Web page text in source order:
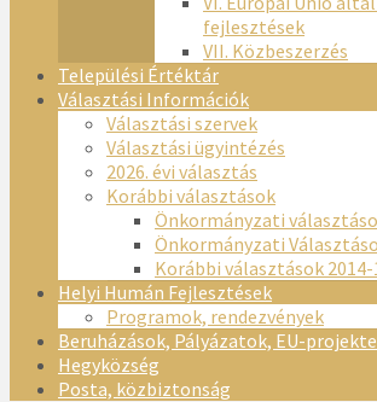
fejlesztések
VII. Közbeszerzés
Települési Értéktár
Választási Információk
Választási szervek
Választási ügyintézés
2026. évi választás
Korábbi választások
Önkormányzati
Önkormányzati
Korábbi választások 2014-
Helyi Humán Fejlesztések
Programok, rendezvények
Beruházások, Pályázatok, EU-
Hegyközség
Posta, közbiztonság